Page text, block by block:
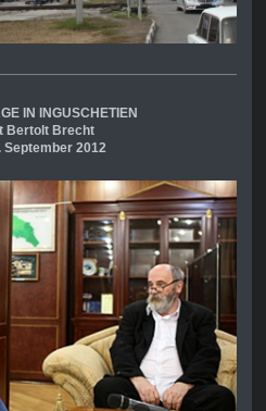
IN INGUSCHETIEN
Bertolt Brecht
September 2012